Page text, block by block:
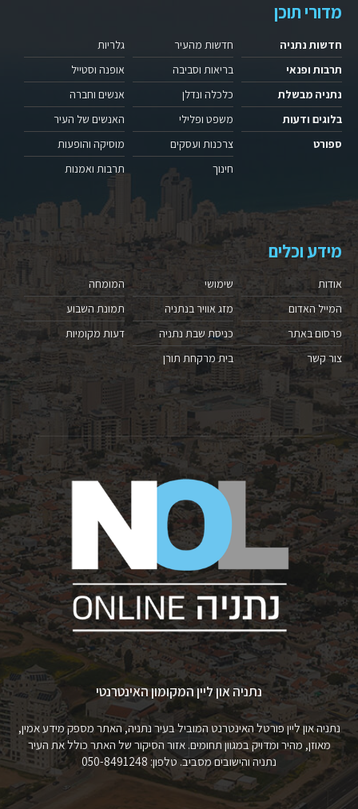
מדורי תוכן
חדשות נתניה
תרבות ופנאי
נתניה מבשלת
בלוגים ודעות
ספורט
חדשות מהעיר
בריאות וסביבה
כלכלה ונדלן
משפט ופלילי
צרכנות ועסקים
חינוך
גלריות
אופנה וסטייל
אנשים וחברה
האנשים של העיר
מוסיקה והופעות
תרבות ואמנות
מידע וכלים
אודות
המייל האדום
פרסום באתר
צור קשר
שימושי
מזג אוויר בנתניה
כניסת שבת נתניה
בית מרקחת תורן
המומחה
תמונת השבוע
דעות מקומיות
נתניה און ליין המקומון האינטרנטי
נתניה און ליין פורטל האינטרנט המוביל בעיר נתניה, האתר מספק מידע אמין,
מאוזן, מהיר ומדויק במגוון תחומים. אזור הסיקור של האתר כולל את העיר
נתניה והישובים מסביב. טלפון: 050-8491248